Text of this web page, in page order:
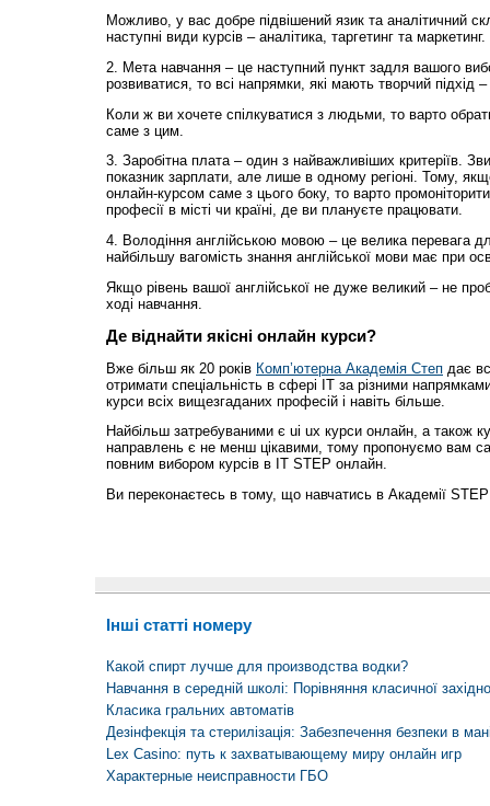
Можливо, у вас добре підвішений язик та аналітичний
наступні види курсів – аналітика, таргетинг та маркетинг.
2. Мета навчання – це наступний пункт задля вашого
розвиватися, то всі напрямки, які мають творчий підхід
Коли ж ви хочете спілкуватися з людьми, то варто
саме з цим.
3. Заробітна плата – один з найважливіших критеріїв.
показник зарплати, але лише в одному регіоні. Тому,
онлайн-курсом саме з цього боку, то варто промоніторити
професії в місті чи країні, де ви плануєте працювати.
4. Володіння англійською мовою – це велика перевага
найбільшу вагомість знання англійської мови має при
Якщо рівень вашої англійської не дуже великий – не
ході навчання.
Де віднайти якісні онлайн курси?
Вже більш як 20 років Комп’ютерна Академія Степ дає
отримати спеціальність в сфері IT за різними
курси всіх вищезгаданих професій і навіть більше.
Найбільш затребуваними є ui ux курси онлайн, а також
направлень є не менш цікавими, тому пропонуємо вам
повним вибором курсів в IT STEP онлайн.
Ви переконаєтесь в тому, що навчатись в Академії STEP
Інші статті номеру
Какой спирт лучше для производства водки?
Навчання в середній школі: Порівняння класичної
Класика гральних автоматів
Дезінфекція та стерилізація: Забезпечення безпеки в
Lex Casino: путь к захватывающему миру онлайн игр
Характерные неисправности ГБО